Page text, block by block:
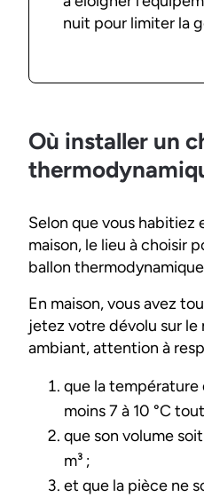
nuit pour limiter la
Où installer un
Selon que vous habitiez
maison, le lieu à choisir
ballon
En maison, vous avez
jetez votre dévolu sur le
ambiant, attention à
que la température
moins 7 à 10 °C
que son volume
m³ ;
et que la pièce ne